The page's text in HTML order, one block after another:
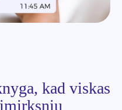
kad viskas